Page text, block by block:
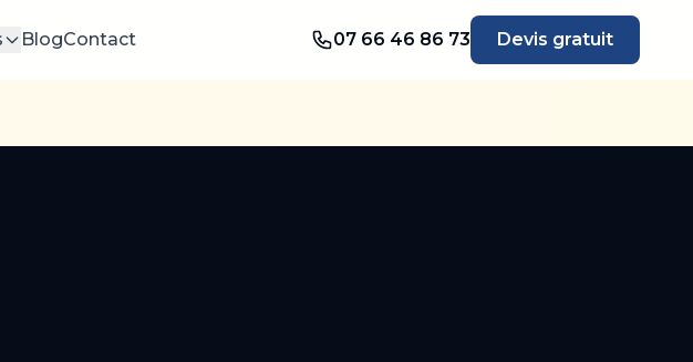
BlogContact 07 66 46 86 73 Devis gratuit